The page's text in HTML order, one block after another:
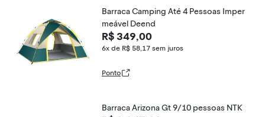
Barraca Camping Até 4 Pessoas Imper
meável Deend
R$ 349,00
6x de R$ 58,17 sem juros
Ponto
Barraca Arizona Gt 9/10 pessoas NTK